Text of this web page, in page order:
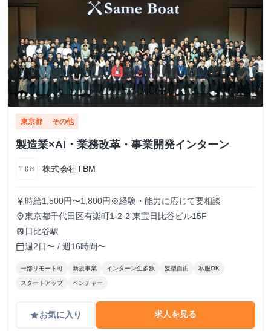
東京都 その他
製造業×AI・業務改革・事業開発インターン
株式会社TBM
currency_yen 時給1,500円〜1,800円※経験・能力に応じて要相談
place東京都千代田区有楽町1-2-2 東宝日比谷ビル15F
train 日比谷駅
calendar_today週2日〜 / 週16時間〜
一部リモート可 新規事業 インターン生多数 髪型自由 私服OK
スタートアップ ベンチャー
gradeお気に入り 求人を見る